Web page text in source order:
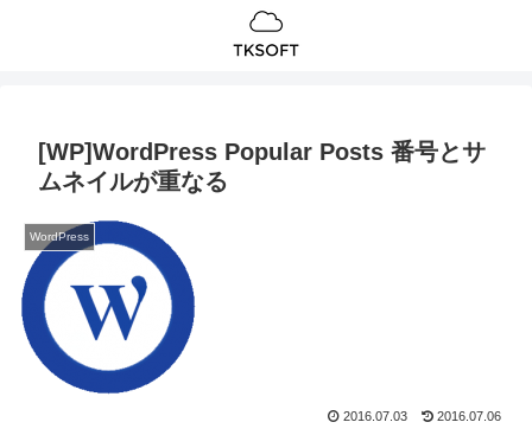
[WP]WordPress Popular Posts 番号とサ
ムネイルが重なる
WordPress
2016.07.03 2016.07.06